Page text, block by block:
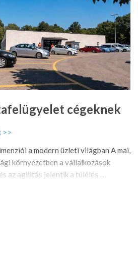
cégeknek
>>
a modern üzleti világban A mai,
környezetben a vállalkozások
az agilitás jelentik a túlélés ...